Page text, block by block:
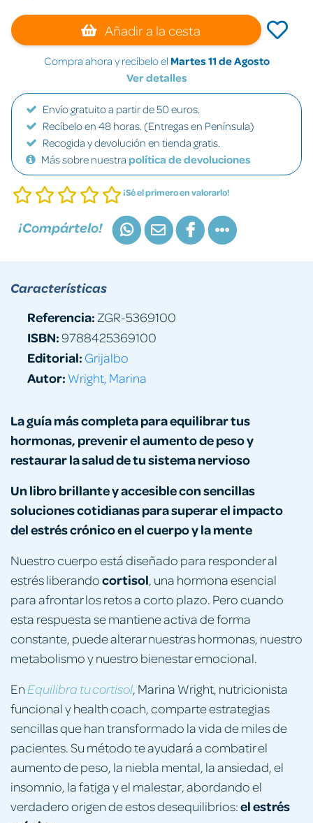
Añadir a la cesta
Compra ahora y recíbelo el Martes 11 de Agosto
Ver detalles
Envío gratuito a partir de 50 euros.
Recíbelo en 48 horas. (Entregas en Península)
Recogida y devolución en tienda gratis.
Más sobre nuestra política de devoluciones
¡Sé el primero en valorarlo!
¡Compártelo!
La guía más completapara equilibrar tus
hormonas, prevenir el aumento de peso y
restaurar la salud de tu sistema nervioso
Un libro brillante y accesible con sencillas
soluciones cotidianas para superar el impacto
del estrés crónico en el cuerpo y la mente
Nuestro cuerpo está diseñado para responder al
estrés liberandocortisol, una hormona esencial
para afrontar los retos a corto plazo. Pero cuando
esta respuesta se mantiene activa de forma
constante, puede alterar nuestras hormonas, nuestro
metabolismo y nuestro bienestar emocional.
EnEquilibra tu cortisol, Marina Wright, nutricionista
funcional y health coach, comparte estrategias
sencillas que han transformado la vida de miles de
pacientes. Su método te ayudará a combatir el
aumento de peso, la niebla mental, la ansiedad, el
insomnio, la fatiga y el malestar, abordando el
verdadero origen de estos desequilibrios:el estrés
Características
Referencia: ZGR-5369100
ISBN:9788425369100
Editorial: Grijalbo
Autor: Wright, Marina